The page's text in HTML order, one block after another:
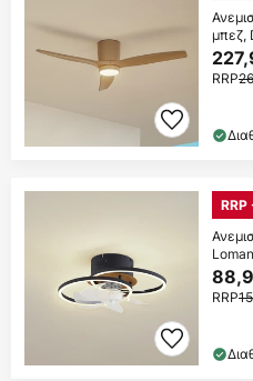
μπεζ,
RRP
RRP